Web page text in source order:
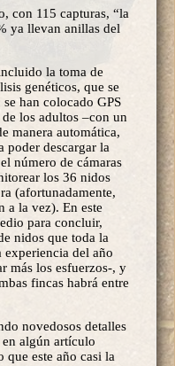
con 115 capturas, “la
ya llevan anillas del
la toma de
genéticos, que se
han colocado GPS
los adultos –con un
manera automática,
poder descargar la
número de cámaras
los 36 nidos
(afortunadamente,
a la vez). En este
para concluir,
nidos que toda la
experiencia del año
más los esfuerzos-, y
fincas habrá entre
novedosos detalles
algún artículo
que este año casi la